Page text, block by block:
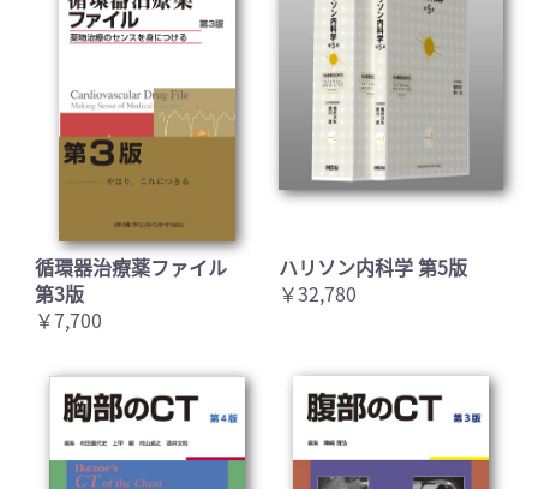
循環器治療薬ファイル
第3版
￥7,700
ハリソン内科学 第5版
￥32,780